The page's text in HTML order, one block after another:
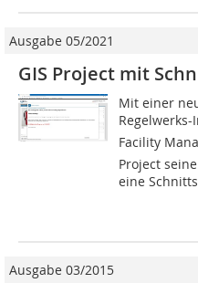
Ausgabe 05/2021
GIS Project mit
Mit einer
Facility
Project
eine
Ausgabe 03/2015